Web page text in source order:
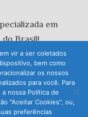
em
do Brasil!
vir a ser coletados
bem como
os nossos
para você. Para
nossa Política de
"Aceitar Cookies", ou,
preferências